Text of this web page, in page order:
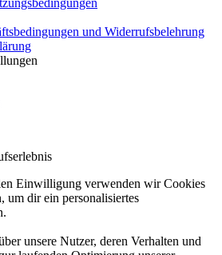
und Widerrufsbelehrung
Einwilligung verwenden wir Cookies
um dir ein personalisiertes
unsere Nutzer, deren Verhalten und